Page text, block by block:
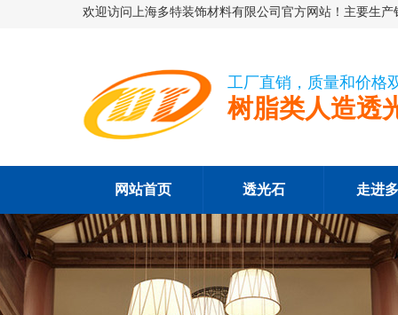
欢迎访问上海多特装饰材料有限公司官方网站！主要生
工厂直销，质量和价格
树脂类人造透
网站首页 透光石 走进